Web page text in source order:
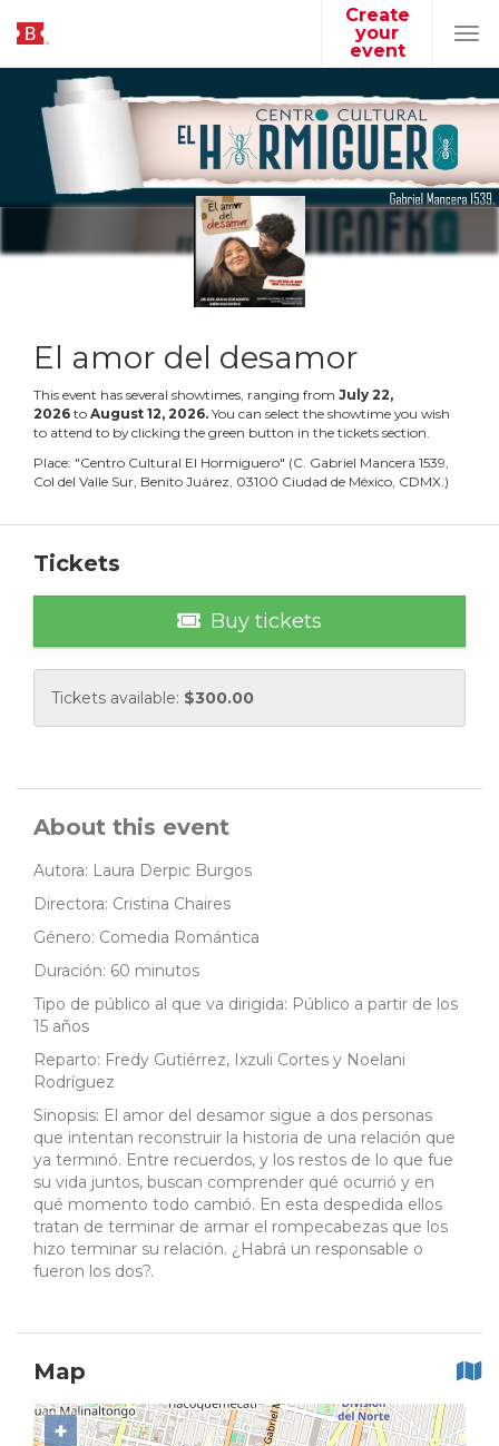
Create
your
event
El amor del desamor
This event has several showtimes, ranging from July 22,
2026 to August 12, 2026. You can select the showtime you wish
to attend to by clicking the green button in the tickets section.
Place: "Centro Cultural El Hormiguero" (C. Gabriel Mancera 1539,
Col del Valle Sur, Benito Juárez, 03100 Ciudad de México, CDMX.)
Tickets
Buy tickets
Tickets available: $300.00
About this event
Autora: Laura Derpic Burgos
Directora: Cristina Chaires
Género: Comedia Romántica
Duración: 60 minutos
Tipo de público al que va dirigida: Público a partir de los
15 años
Reparto: Fredy Gutiérrez, Ixzuli Cortes y Noelani
Rodríguez
Sinopsis: El amor del desamor sigue a dos personas
que intentan reconstruir la historia de una relación que
ya terminó. Entre recuerdos, y los restos de lo que fue
su vida juntos, buscan comprender qué ocurrió y en
qué momento todo cambió. En esta despedida ellos
tratan de terminar de armar el rompecabezas que los
hizo terminar su relación. ¿Habrá un responsable o
fueron los dos?.
Map
+